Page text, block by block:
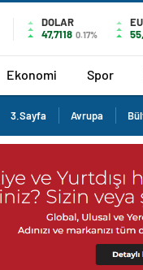
DOLAR
47,7118 0.17%
Ekonomi Spor
3.Sayfa Avrupa